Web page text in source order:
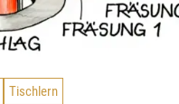
Tischlern